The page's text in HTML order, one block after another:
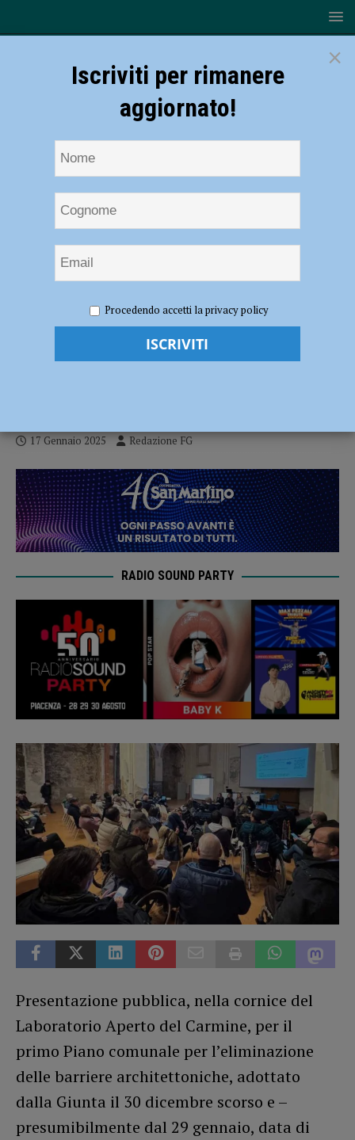
presentazione pubblica del primo PEBA comunale di Piacenza
Città senza barriere, presentazione
17 Gennaio 2025 Redazione FG
RADIO SOUND PARTY
Presentazione pubblica, nella cornice del
Laboratorio Aperto del Carmine, per il
primo Piano comunale per l’eliminazione
delle barriere architettoniche, adottato
dalla Giunta il 30 dicembre scorso e –
presumibilmente dal 29 gennaio, data di
×
Iscriviti per rimanere
aggiornato!
Procedendo accetti la privacy policy